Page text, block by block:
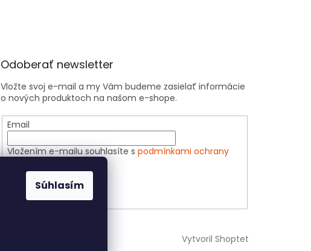
Súhlasím
Odoberať newsletter
Vložte svoj e-mail a my Vám budeme zasielať informácie
o nových produktoch na našom e-shope.
Email
Vložením e-mailu souhlasíte spodmínkami ochrany
PRIHLÁSIŤ SA
Vytvoril Shoptet